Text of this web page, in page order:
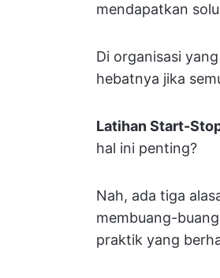
mendapatkan
Di organisasi
hebatnya jika
Latihan Start-
hal ini penting?
Nah, ada tiga
membuang-
praktik yang